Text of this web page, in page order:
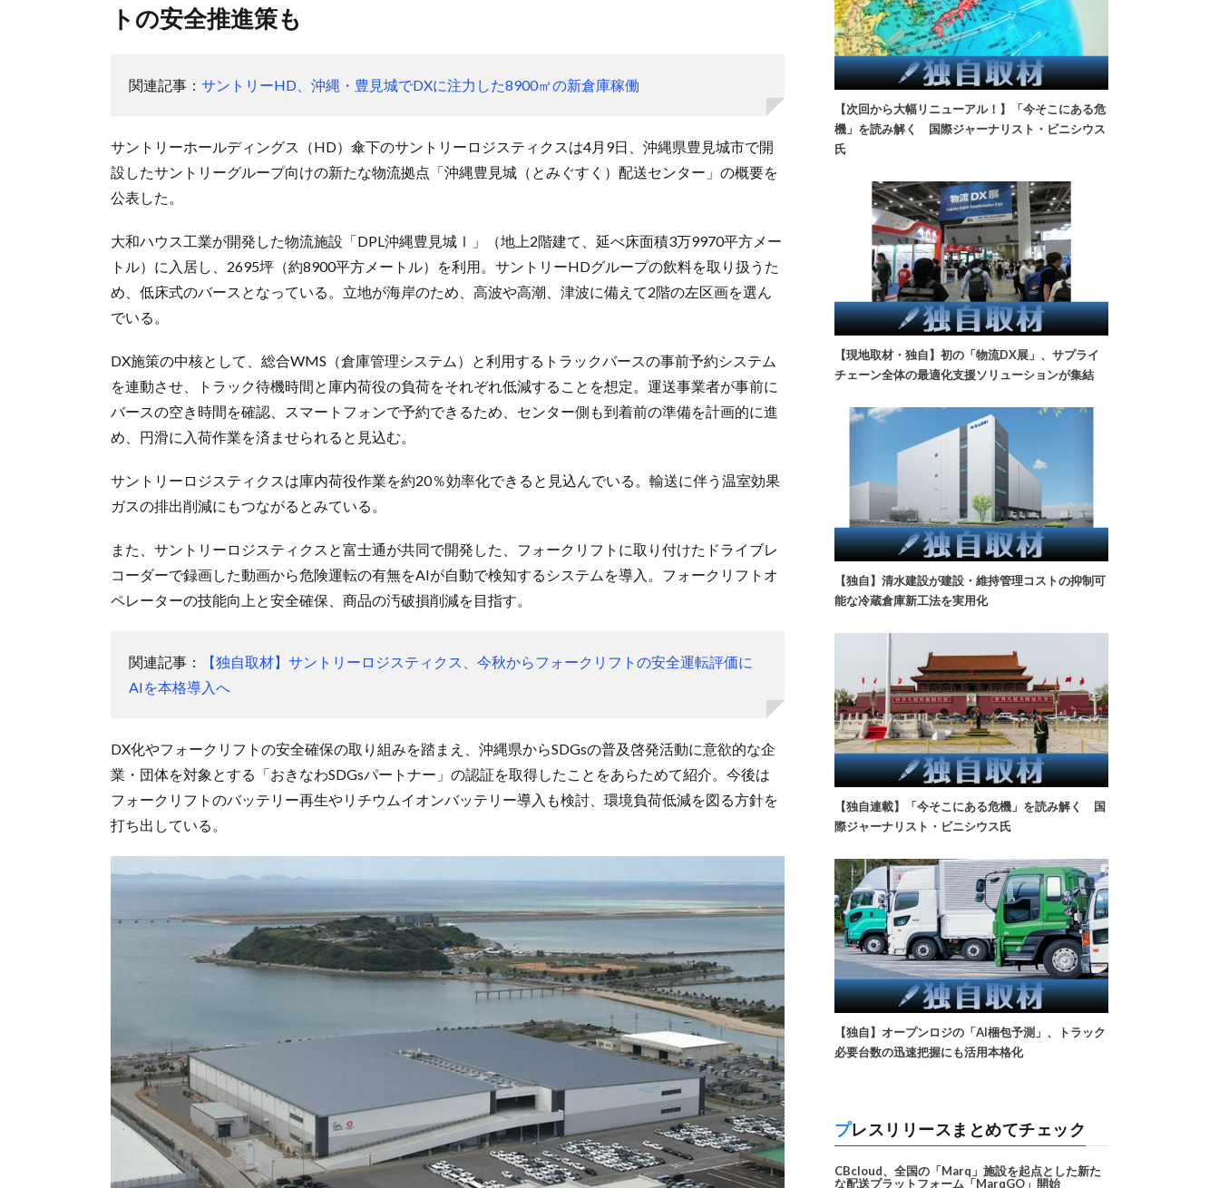
トの安全推進策も
関連記事： サントリーHD、沖縄・豊見城でDXに注力した8900㎡の新倉庫稼働
サントリーホールディングス（HD）傘下のサントリーロジスティクスは4月9日、沖縄県豊見城市で開
設したサントリーグループ向けの新たな物流拠点「沖縄豊見城（とみぐすく）配送センター」の概要を
公表した。
大和ハウス工業が開発した物流施設「DPL沖縄豊見城Ⅰ」（地上2階建て、延べ床面積3万9970平方メー
トル）に入居し、2695坪（約8900平方メートル）を利用。サントリーHDグループの飲料を取り扱うた
め、低床式のバースとなっている。立地が海岸のため、高波や高潮、津波に備えて2階の左区画を選ん
でいる。
DX施策の中核として、総合WMS（倉庫管理システム）と利用するトラックバースの事前予約システム
を連動させ、トラック待機時間と庫内荷役の負荷をそれぞれ低減することを想定。運送事業者が事前に
バースの空き時間を確認、スマートフォンで予約できるため、センター側も到着前の準備を計画的に進
め、円滑に入荷作業を済ませられると見込む。
サントリーロジスティクスは庫内荷役作業を約20％効率化できると見込んでいる。輸送に伴う温室効果
ガスの排出削減にもつながるとみている。
また、サントリーロジスティクスと富士通が共同で開発した、フォークリフトに取り付けたドライブレ
コーダーで録画した動画から危険運転の有無をAIが自動で検知するシステムを導入。フォークリフトオ
ペレーターの技能向上と安全確保、商品の汚破損削減を目指す。
関連記事：
【独自取材】サントリーロジスティクス、今秋からフォークリフトの安全運転評価に
AIを本格導入へ
DX化やフォークリフトの安全確保の取り組みを踏まえ、沖縄県からSDGsの普及啓発活動に意欲的な企
業・団体を対象とする「おきなわSDGsパートナー」の認証を取得したことをあらためて紹介。今後は
フォークリフトのバッテリー再生やリチウムイオンバッテリー導入も検討、環境負荷低減を図る方針を
打ち出している。
【次回から大幅リニューアル！】「今そこにある危
機」を読み解く 国際ジャーナリスト・ビニシウス
氏
【現地取材・独自】初の「物流DX展」、サプライ
チェーン全体の最適化支援ソリューションが集結
【独自】清水建設が建設・維持管理コストの抑制可
能な冷蔵倉庫新工法を実用化
【独自連載】「今そこにある危機」を読み解く 国
際ジャーナリスト・ビニシウス氏
【独自】オープンロジの「AI梱包予測」、トラック
必要台数の迅速把握にも活用本格化
プレスリリースまとめてチェック
CBcloud、全国の「Marq」施設を起点とした新た
な配送プラットフォーム「MarqGO」開始